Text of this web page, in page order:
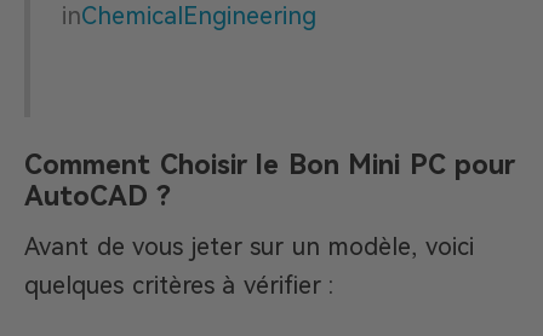
inChemicalEngineering
Comment Choisir le Bon Mini PC pour
AutoCAD ?
Avant de vous jeter sur un modèle, voici
quelques critères à vérifier :